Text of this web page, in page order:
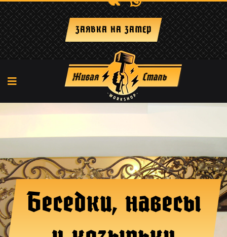
ЗАЯВКА НА ЗАМЕР
Беседки, навесы